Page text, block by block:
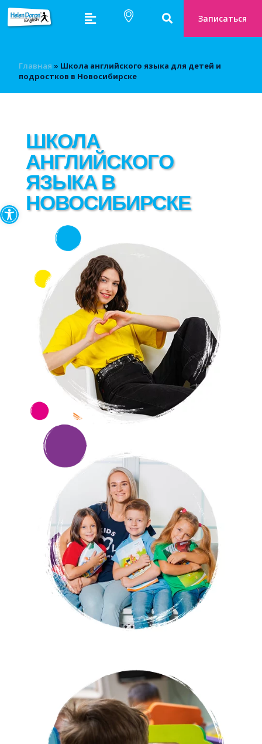
Открыть панель
Записаться
Главная » Школа английского языка для детей и
подростков в Новосибирске
ШКОЛА
АНГЛИЙСКОГО
ЯЗЫКА В
НОВОСИБИРСКЕ